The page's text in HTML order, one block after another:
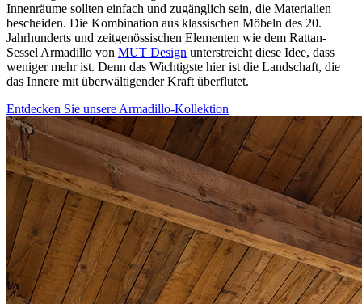
Innenräume sollten einfach und zugänglich sein, die Materialien
bescheiden. Die Kombination aus klassischen Möbeln des 20.
Jahrhunderts und zeitgenössischen Elementen wie dem Rattan-
Sessel Armadillo von MUT Design unterstreicht diese Idee, dass
weniger mehr ist. Denn das Wichtigste hier ist die Landschaft, die
das Innere mit überwältigender Kraft überflutet.
Entdecken Sie unsere Armadillo-Kollektion